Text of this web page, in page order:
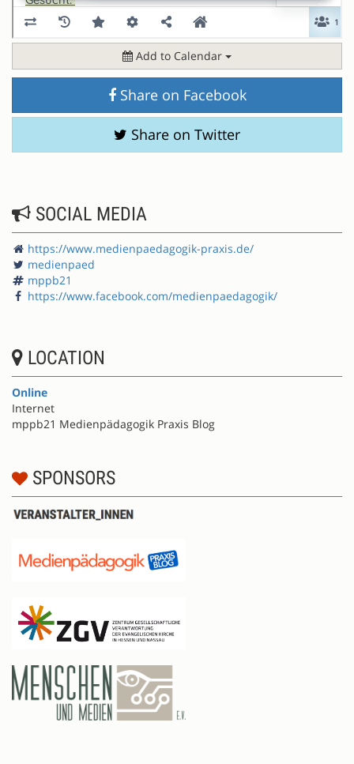
Add to Calendar
Share on Facebook
Share on Twitter
SOCIAL MEDIA
https://www.medienpaedagogik-praxis.de/
medienpaed
mppb21
https://www.facebook.com/medienpaedagogik/
LOCATION
Online
Internet
mppb21 Medienpädagogik Praxis Blog
SPONSORS